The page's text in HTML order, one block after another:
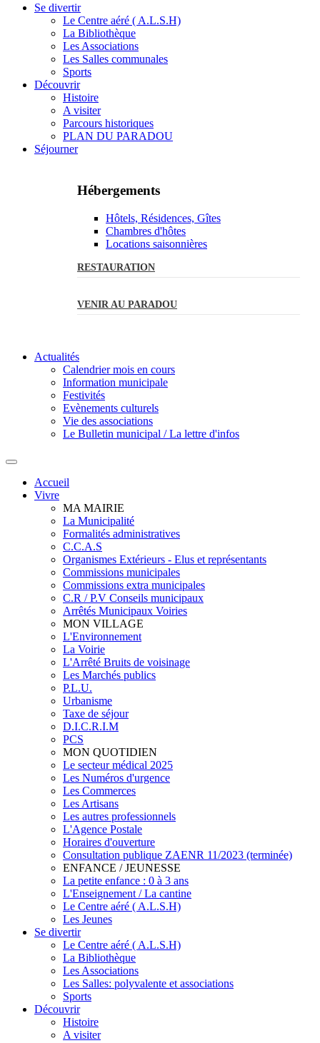
Se divertir
Le Centre aéré ( A.L.S.H)
La Bibliothèque
Les Associations
Les Salles communales
Sports
Découvrir
Histoire
A visiter
Parcours historiques
PLAN DU PARADOU
Séjourner
Hébergements
Hôtels, Résidences, Gîtes
Chambres d'hôtes
Locations saisonnières
RESTAURATION
VENIR AU PARADOU
Actualités
Calendrier mois en cours
Information municipale
Festivités
Evènements culturels
Vie des associations
Le Bulletin municipal / La lettre d'infos
Accueil
Vivre
MA MAIRIE
La Municipalité
Formalités administratives
C.C.A.S
Organismes Extérieurs - Elus et représentants
Commissions municipales
Commissions extra municipales
C.R / P.V Conseils municipaux
Arrêtés Municipaux Voiries
MON VILLAGE
L'Environnement
La Voirie
L'Arrêté Bruits de voisinage
Les Marchés publics
P.L.U.
Urbanisme
Taxe de séjour
D.I.C.R.I.M
PCS
MON QUOTIDIEN
Le secteur médical 2025
Les Numéros d'urgence
Les Commerces
Les Artisans
Les autres professionnels
L'Agence Postale
Horaires d'ouverture
Consultation publique ZAENR 11/2023 (terminée)
ENFANCE / JEUNESSE
La petite enfance : 0 à 3 ans
L'Enseignement / La cantine
Le Centre aéré ( A.L.S.H)
Les Jeunes
Se divertir
Le Centre aéré ( A.L.S.H)
La Bibliothèque
Les Associations
Les Salles: polyvalente et associations
Sports
Découvrir
Histoire
A visiter